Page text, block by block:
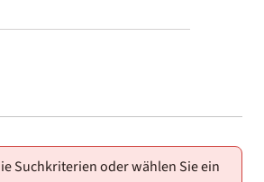
Suchkriterien oder wählen Sie ein